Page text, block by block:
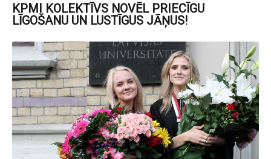
KPMI KOLEKTĪVS NOVĒL PRIECĪGU
LĪGOŠANU UN LUSTĪGUS JĀŅUS!